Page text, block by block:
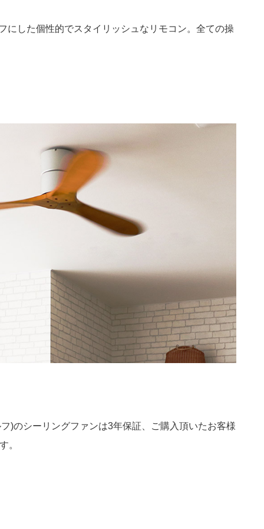
にした個性的でスタイリッシュなリモコン。全ての操
)のシーリングファンは3年保証、ご購入頂いたお客様
。